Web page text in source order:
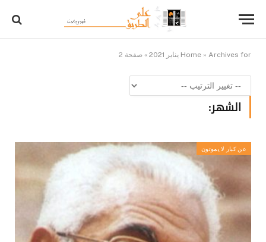
Home » Archives for يناير 2021 » صفحة 2
الشهر:
عن كبار لا يموتون